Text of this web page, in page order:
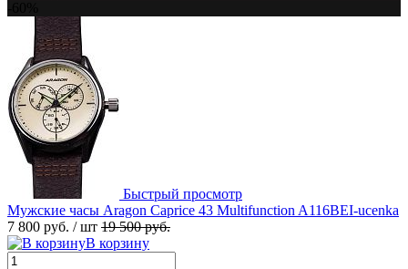
Быстрый просмотр
Мужские часы Aragon Caprice 43 Multifunction A116BEI-ucenka
7 800 руб. / шт 19 500 руб.
В корзину